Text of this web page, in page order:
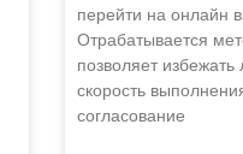
перейти на онлайн
Отрабатывается
позволяет избежать
скорость
согласование